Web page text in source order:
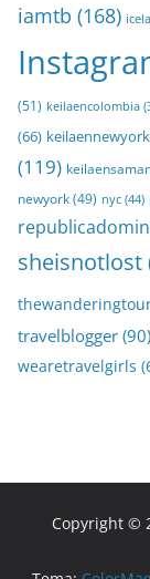
iamtb (168)
(51) keilaencolombia
(66) keilaennewyork
(119)
newyork(49) nyc (44)
sheisnotlost
travelblogger (90)
wearetravelgirls
Copyright ©